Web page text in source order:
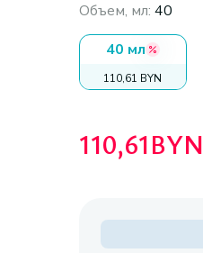
Объем, мл: 40
40 мл
110,61 BYN
110,61BYN